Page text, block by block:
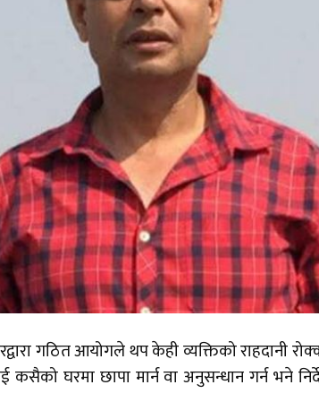
गठित आयोगले थप केही व्यक्तिको राहदानी
घरमा छापा मार्न वा अनुसन्धान गर्न भने